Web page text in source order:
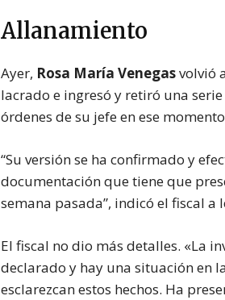
Allanamiento
Ayer, Rosa María Venegasvolvió
lacrado e ingresó y retiró una
órdenes de su jefe en ese
“Su versión se ha confirmado y
documentación que tiene que
semana pasada”, indicó el fiscal a
El fiscal no dio más detalles. «La
declarado y hay una situación en
esclarezcan estos hechos. Ha